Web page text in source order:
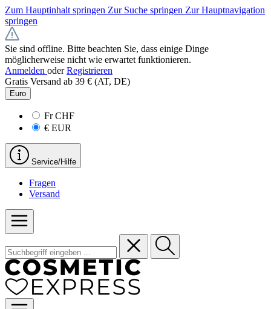
Zum Hauptinhalt springen Zur Suche springen Zur Hauptnavigation
springen
Sie sind offline. Bitte beachten Sie, dass einige Dinge
möglicherweise nicht wie erwartet funktionieren.
Anmelden oder Registrieren
Gratis Versand ab 39 € (AT, DE)
Euro
FrCHF
€ EUR
Service/Hilfe
Fragen
Versand